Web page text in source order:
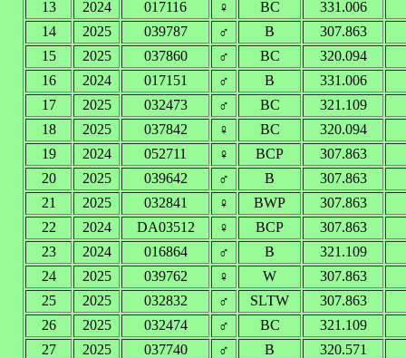
13 2024 017116 ♀ BC
331.006
14
2025 039787 ♂ B
307.863
15
2025 037860 ♂ BC
320.094
16
2024 017151 ♂ B
331.006
17
2025 032473 ♂ BC
321.109
18
2025 037842 ♀ BC
320.094
19
2024 052711 ♀ BCP
307.863
20
2025 039642 ♂ B
307.863
21
2025 032841 ♀ BWP
307.863
22
2024 DA03512 ♀ BCP
307.863
23
2024 016864 ♂ B
321.109
24
2025 039762 ♀ W
307.863
25
2025 032832 ♂ SLTW
307.863
26
2025 032474 ♂ BC
321.109
27
2025 037740 ♂ B
320.571